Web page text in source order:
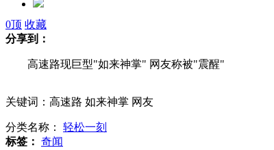
高速路现巨型"如来神掌" 网友称被"震醒"
江苏新增2例H7N9禽流感病例 共有16人确诊
0顶 收藏
分享到：
高速路现巨型"如来神掌" 网友称被"震醒"
关键词：高速路 如来神掌 网友
分类名称： 轻松一刻
标签： 奇闻